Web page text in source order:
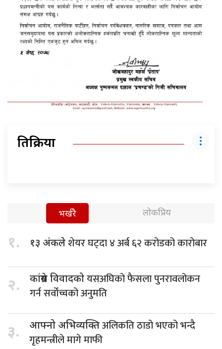
प्रतिक्रिया
भर्खरै लोकप्रिय
१. १३ अंकलेशेयर घट्दा ४ अर्ब ६२ करोडको कारोबार
२. कांग्रेस विवादकोयसअघिको फैसला पुनरावलोकन
गर्न सर्वोच्चको अनुमति
३. आफ्नो अभिव्यक्तिअलिकति ठाडो भएको भन्दै
गृहमन्त्रीले मागे माफी